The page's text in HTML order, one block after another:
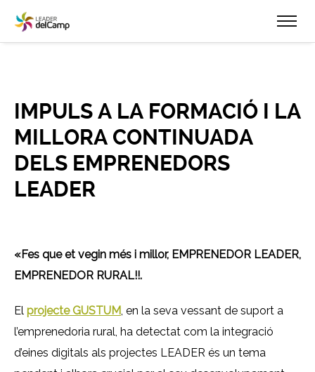
IMPULS A LA FORMACIÓ I LA
MILLORA CONTINUADA
DELS EMPRENEDORS
LEADER
«Fes que et vegin més i millor, EMPRENEDOR LEADER,
EMPRENEDOR RURAL!!.
El projecte GUSTUM, en la seva vessant de suport a
l’emprenedoria rural, ha detectat com la integració
d’eines digitals als projectes LEADER és un tema